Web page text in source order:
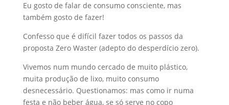
Eu gosto de falar de consumo consciente, mas
também gosto de fazer!
Confesso que é difícil fazer todos os passos da
proposta Zero Waster (adepto do desperdício zero).
Vivemos num mundo cercado de muito plástico,
muita produção de lixo, muito consumo
desnecessário. Questionamos: mas como ir numa
festa e não beber água, se só serve no copo